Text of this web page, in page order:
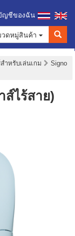
ญชีของฉัน
ดหมู่สินค้า
ำหรับเล่นเกม
Signo
ส์ไร้สาย)